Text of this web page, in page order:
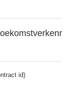
id)